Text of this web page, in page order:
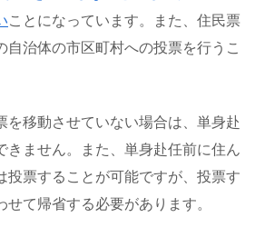
ことになっています。また、住民票
自治体の市区町村への投票を行うこ
移動させていない場合は、単身赴
きません。また、単身赴任前に住ん
投票することが可能ですが、投票す
せて帰省する必要があります。